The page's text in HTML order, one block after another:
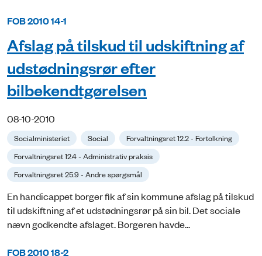
FOB 2010 14-1
Afslag på tilskud til udskiftning af
udstødningsrør efter
bilbekendtgørelsen
08-10-2010
Socialministeriet Social
Forvaltningsret 12.2 - Fortolkning
Forvaltningsret 12.4 - Administrativ praksis
Forvaltningsret 25.9 - Andre spørgsmål
En handicappet borger fik af sin kommune afslag på tilskud
til udskiftning af et udstødningsrør på sin bil. Det sociale
nævn godkendte afslaget. Borgeren havde...
FOB 2010 18-2